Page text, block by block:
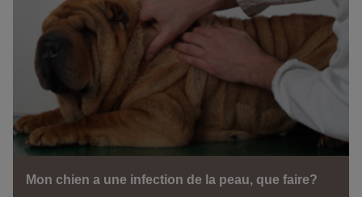
Mon chien a une infection de la peau, que faire?